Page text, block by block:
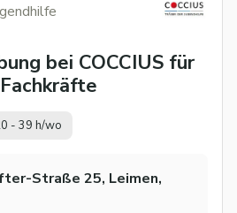
bei COCCIUS für
- 39 h/wo
Straße 25, Leimen,